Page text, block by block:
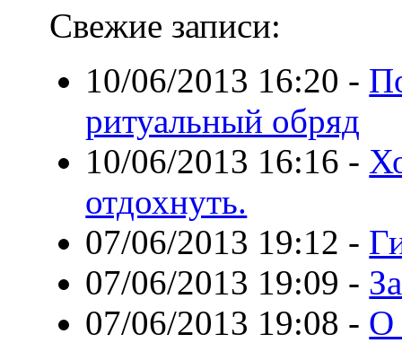
Свежие записи:
10/06/2013 16:20 -
ритуальный обряд
10/06/2013 16:16 -
отдохнуть.
07/06/2013 19:12 -
07/06/2013 19:09 -
07/06/2013 19:08 - О